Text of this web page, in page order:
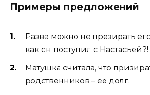
Примеры предложений
Разве можно не презирать
как он поступил с Настасьей?!
Матушка считала, что
родственников – ее долг.